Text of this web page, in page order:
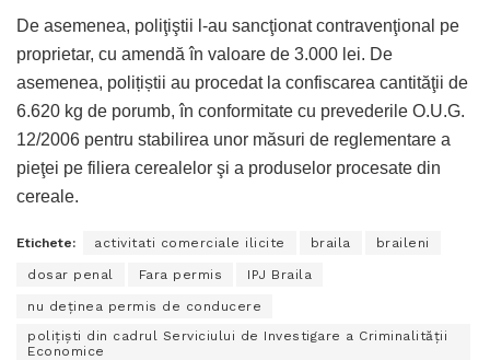
De asemenea, poliţiştii l-au sancţionat contravenţional pe
proprietar, cu amendă în valoare de 3.000 lei. De
asemenea, polițiștii au procedat la confiscarea cantităţii de
6.620 kg de porumb, în conformitate cu prevederile O.U.G.
12/2006 pentru stabilirea unor măsuri de reglementare a
pieţei pe filiera cerealelor şi a produselor procesate din
cereale.
Etichete: activitati comerciale ilicite braila braileni
dosar penal Fara permis IPJ Braila
nu deținea permis de conducere
poliţişti din cadrul Serviciului de Investigare a Criminalităţii
Economice